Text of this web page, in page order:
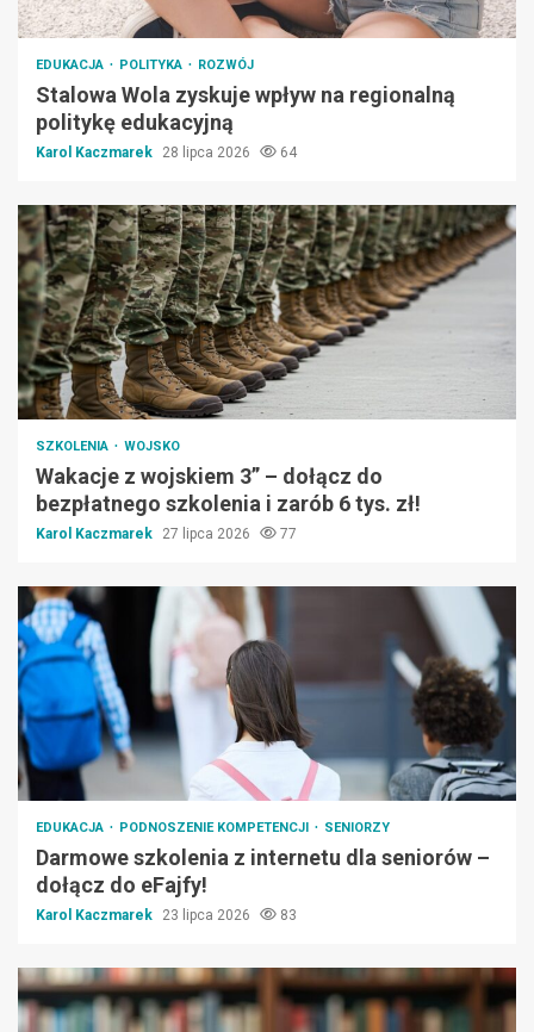
EDUKACJA POLITYKA ROZWÓJ
Stalowa Wola zyskuje wpływ na regionalną
politykę edukacyjną
Karol Kaczmarek 28 lipca 2026 64
SZKOLENIA WOJSKO
Wakacje z wojskiem 3” – dołącz do
bezpłatnego szkolenia i zarób 6 tys. zł!
Karol Kaczmarek 27 lipca 2026 77
EDUKACJA PODNOSZENIE KOMPETENCJI SENIORZY
Darmowe szkolenia z internetu dla seniorów –
dołącz do eFajfy!
Karol Kaczmarek 23 lipca 2026 83